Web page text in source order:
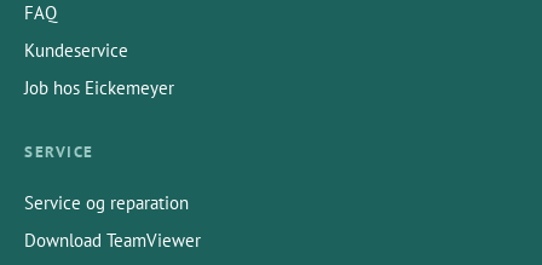
FAQ
Kundeservice
Job hos Eickemeyer
SERVICE
Service og reparation
Download TeamViewer